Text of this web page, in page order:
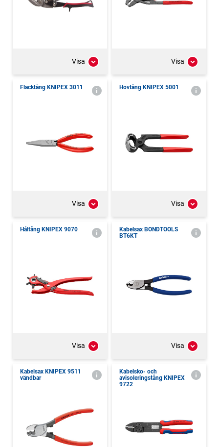
Visa Visa
Flacktång KNIPEX 3011
Visa
Hovtång KNIPEX 5001
Visa
Håltång KNIPEX 9070
Visa
Kabelsax BONDTOOLS
BT6KT
Visa
Kabelsax KNIPEX 9511
vändbar
Kabelsko- och
avisoleringstång KNIPEX
9722